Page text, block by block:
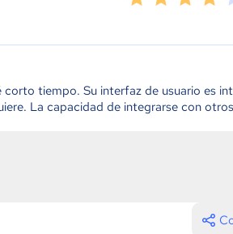
tiempo. Su interfaz de usuario es
La capacidad de integrarse con otros